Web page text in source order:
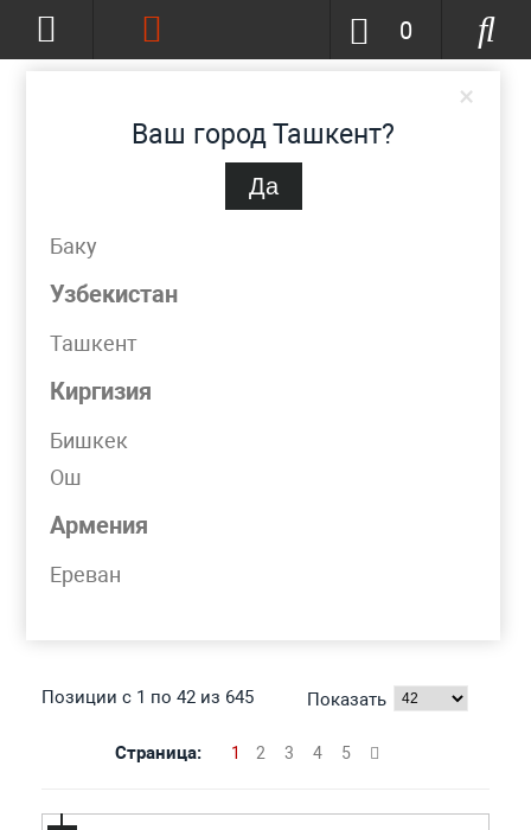
×
Ваш город Ташкент?
Да
Баку
Узбекистан
Ташкент
Киргизия
Бишкек
Ош
Армения
Ереван
0
КАТАЛОГ
ПОЛОСА МЕДНАЯ
Позиции с 1 по 42 из 645 Показать
Страница: 1 2 3 4 5